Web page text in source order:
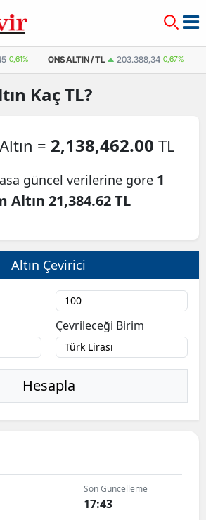
0,61% ONS ALTIN / TL 203.388,34 0,67%
Kaç TL?
= 2,138,462.00 TL
güncel verilerine göre 1
Altın 21,384.62 TL
Altın Çevirici
Çevrileceği Birim
Hesapla
Son Güncelleme
17:43